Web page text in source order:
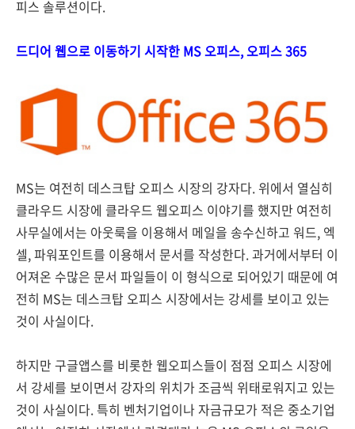
피스 솔루션이다.
드디어 웹으로 이동하기 시작한 MS 오피스, 오피스 365
MS는 여전히 데스크탑 오피스 시장의 강자다. 위에서 열심히
클라우드 시장에 클라우드 웹오피스 이야기를 했지만 여전히
사무실에서는 아웃룩을 이용해서 메일을 송수신하고 워드, 엑
셀, 파워포인트를 이용해서 문서를 작성한다. 과거에서부터 이
어져온 수많은 문서 파일들이 이 형식으로 되어있기 때문에 여
전히 MS는 데스크탑 오피스 시장에서는 강세를 보이고 있는
것이 사실이다.
하지만 구글앱스를 비롯한 웹오피스들이 점점 오피스 시장에
서 강세를 보이면서 강자의 위치가 조금씩 위태로워지고 있는
것이 사실이다. 특히 벤처기업이나 자금규모가 적은 중소기업